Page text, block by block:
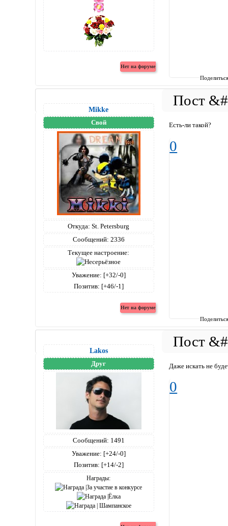
Mikke
Свой
Откуда: St. Petersburg
Сообщений: 2336
Текущее настроение:
Уважение: [+32/-0]
Позитив: [+46/-1]
Есть-ли такой?
0
Lakos
Друг
Сообщений: 1491
Уважение: [+24/-0]
Позитив: [+14/-2]
Награды:
Даже искать не
0